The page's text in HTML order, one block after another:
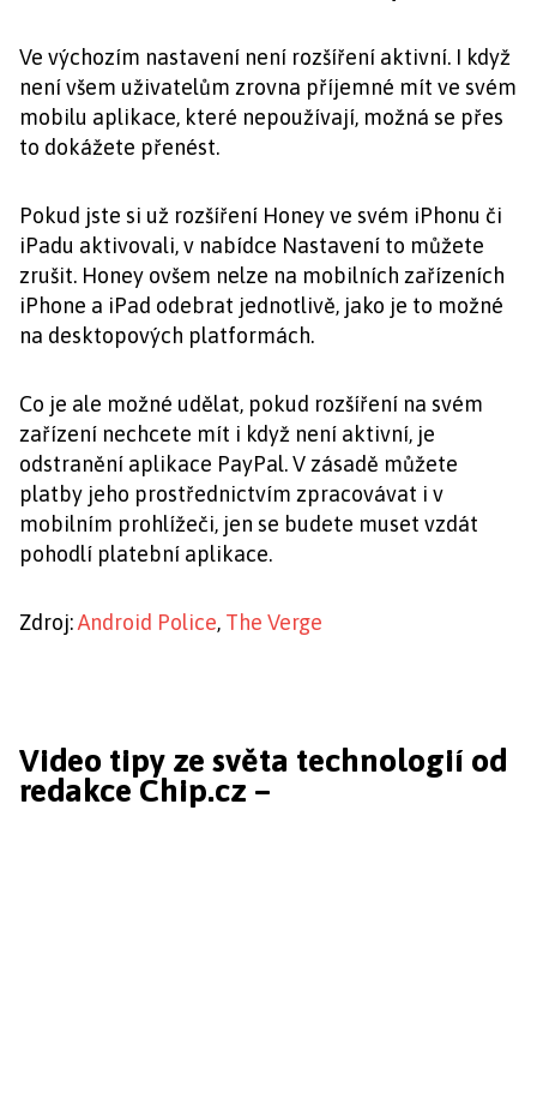
Ve výchozím nastavení není rozšíření aktivní. I když
není všem uživatelům zrovna příjemné mít ve svém
mobilu aplikace, které nepoužívají, možná se přes
to dokážete přenést.
Pokud jste si už rozšíření Honey ve svém iPhonu či
iPadu aktivovali, v nabídce Nastavení to můžete
zrušit. Honey ovšem nelze na mobilních zařízeních
iPhone a iPad odebrat jednotlivě, jako je to možné
na desktopových platformách.
Co je ale možné udělat, pokud rozšíření na svém
zařízení nechcete mít i když není aktivní, je
odstranění aplikace PayPal. V zásadě můžete
platby jeho prostřednictvím zpracovávat i v
mobilním prohlížeči, jen se budete muset vzdát
pohodlí platební aplikace.
Zdroj:Android Police, The Verge
Video tipy ze světa technologií od
redakce Chip.cz –